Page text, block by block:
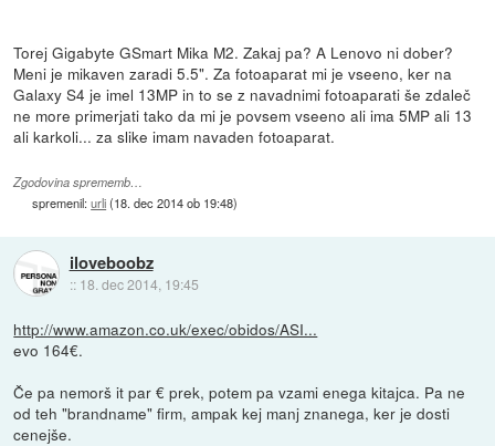
Torej Gigabyte GSmart Mika M2. Zakaj pa? A Lenovo ni dober?
Meni je mikaven zaradi 5.5". Za fotoaparat mi je vseeno, ker na
Galaxy S4 je imel 13MP in to se z navadnimi fotoaparati še zdaleč
ne more primerjati tako da mi je povsem vseeno ali ima 5MP ali 13
ali karkoli... za slike imam navaden fotoaparat.
Zgodovina sprememb…
spremenil:urli(18. dec 2014 ob 19:48)
iloveboobz
:: 18. dec 2014, 19:45
http://www.amazon.co.uk/exec/obidos/ASI...
evo 164€.
Če pa nemorš it par € prek, potem pa vzami enega kitajca. Pa ne
od teh "brandname" firm, ampak kej manj znanega, ker je dosti
cenejše.